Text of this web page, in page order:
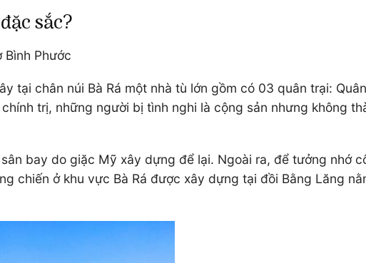
sắc?
Bình Phước
tại chân núi Bà Rá một nhà tù lớn gồm có 03 quân trại:
trị, những người bị tình nghi là cộng sản nhưng không
bay do giặc Mỹ xây dựng để lại. Ngoài ra, để tưởng nhớ
chiến ở khu vực Bà Rá được xây dựng tại đồi Bằng Lăng